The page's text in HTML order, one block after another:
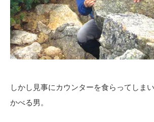
しかし見事にカウンターを食らってしま
かべる男。